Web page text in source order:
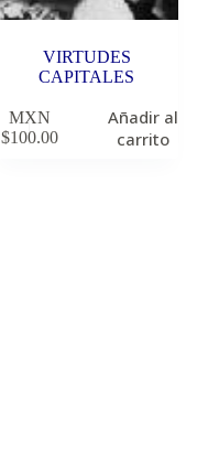
VIRTUDES
CAPITALES
MXN
$100.00
Añadir al
carrito